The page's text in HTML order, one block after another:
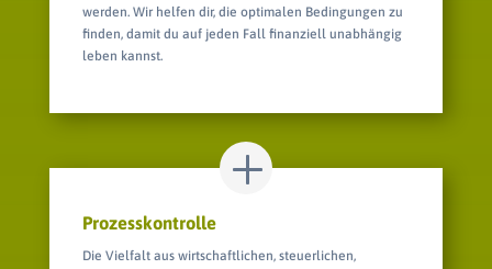
werden. Wir helfen dir, die optimalen Bedingungen zu
finden, damit du auf jeden Fall finanziell unabhängig
leben kannst.
Prozesskontrolle
Die Vielfalt aus wirtschaftlichen, steuerlichen,